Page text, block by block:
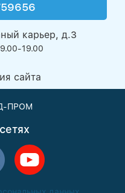
карьер, д.3
19.00
сайта
ПРОМ